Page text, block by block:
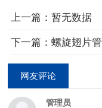
上一篇：暂无数据
下一篇：螺旋翅片管
网友评论
管理员